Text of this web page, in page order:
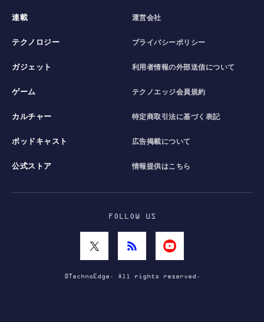
連載
テクノロジー
ガジェット
ゲーム
カルチャー
ポッドキャスト
公式ストア
運営会社
プライバシーポリシー
利用者情報の外部送信について
テクノエッジ会員規約
特定商取引法に基づく表記
広告掲載について
情報提供はこちら
FOLLOW US
©TechnoEdge. All rights reserved.